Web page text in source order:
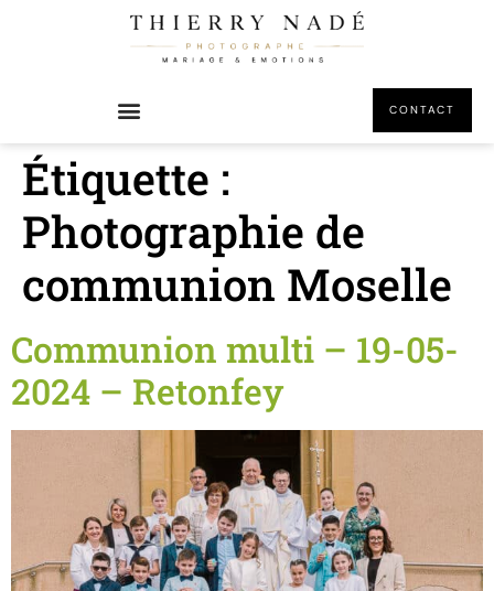
CONTACT
Étiquette :
Photographie de
communion Moselle
Communion multi – 19-05-
2024 – Retonfey